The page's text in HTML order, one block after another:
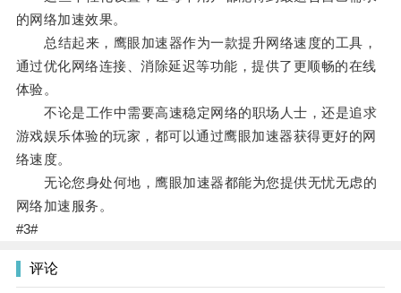
的网络加速效果。
总结起来，鹰眼加速器作为一款提升网络速度的工具，
通过优化网络连接、消除延迟等功能，提供了更顺畅的在线
体验。
不论是工作中需要高速稳定网络的职场人士，还是追求
游戏娱乐体验的玩家，都可以通过鹰眼加速器获得更好的网
络速度。
无论您身处何地，鹰眼加速器都能为您提供无忧无虑的
网络加速服务。
#3#
评论